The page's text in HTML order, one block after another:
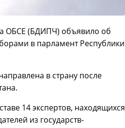
ОБСЕ (БДИПЧ) объявило об
в парламент Республики
в страну после
14 экспертов, находящихся
из государств-